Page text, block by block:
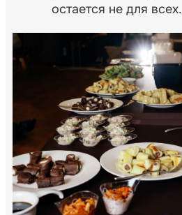
остается не для всех.